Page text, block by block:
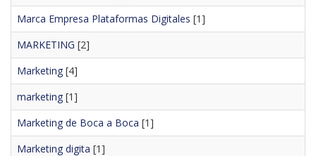
Marca Empresa Plataformas Digitales [1]
MARKETING [2]
Marketing [4]
marketing [1]
Marketing de Boca a Boca [1]
Marketing digita [1]